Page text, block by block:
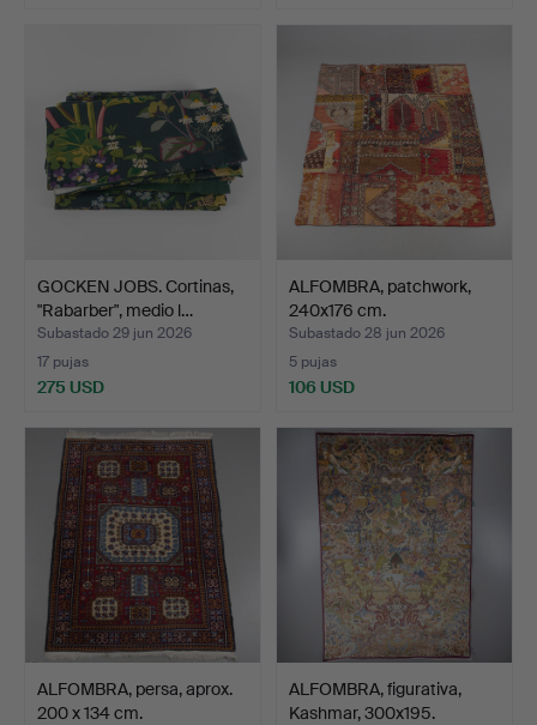
GOCKEN JOBS. Cortinas,
"Rabarber", medio l…
Subastado 29 jun 2026
17 pujas
275 USD
ALFOMBRA, patchwork,
240x176 cm.
Subastado 28 jun 2026
5 pujas
106 USD
ALFOMBRA, persa, aprox.
200 x 134 cm.
ALFOMBRA, figurativa,
Kashmar, 300x195.